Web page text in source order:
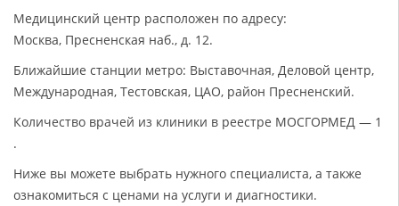
Медицинский центр расположен по адресу:
Москва, Пресненская наб., д. 12.
Ближайшие станции метро: Выставочная, Деловой центр,
Международная, Тестовская, ЦАО, район Пресненский.
Количество врачей из клиники в реестре МОСГОРМЕД — 1
.
Ниже вы можете выбрать нужного специалиста, а также
ознакомиться с ценами на услуги и диагностики.